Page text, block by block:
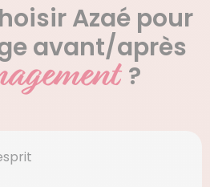
Azaé pour
avant/après
?